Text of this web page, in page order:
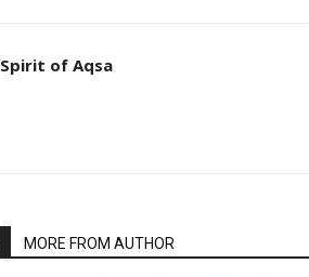
Spirit of Aqsa
MORE FROM AUTHOR